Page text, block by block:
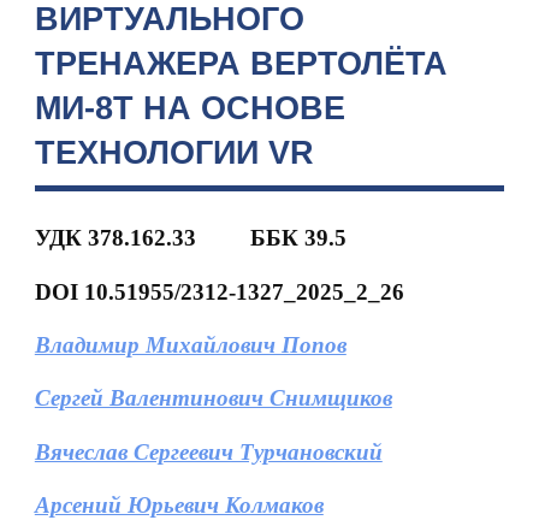
ВИРТУАЛЬНОГО
ТРЕНАЖЕРА ВЕРТОЛЁТА
МИ-8Т НА ОСНОВЕ
ТЕХНОЛОГИИ VR
УДК 378.162.33 ББК 39.5
DOI 10.51955/2312-1327_2025_2_26
Владимир Михайлович Попов
Сергей Валентинович Снимщиков
Вячеслав Сергеевич Турчановский
Арсений Юрьевич Колмаков